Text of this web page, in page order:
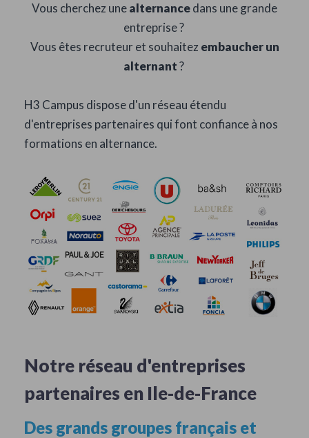
Vous cherchez unealternancedans une grande
entreprise ?
Vous êtes recruteur et souhaitez embaucher un
alternant?
H3 Campus dispose d'un réseau étendu
d'entreprises partenaires qui font confiance à nos
formations en alternance.
Notre réseau d'entreprises
partenaires en Ile-de-France
Des grands groupes français et